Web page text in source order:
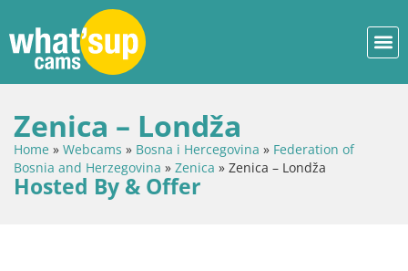
Zenica – Londža
Home » Webcams » Bosna i Hercegovina » Federation of
Bosnia and Herzegovina » Zenica » Zenica – Londža
Hosted By & Offer